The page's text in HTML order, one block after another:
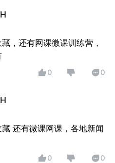
，还有网课微课训练营，
0 0
还有微课网课，各地新闻
0 0